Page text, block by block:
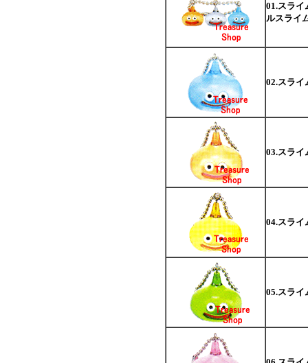
01.スライ
ルスライ
02.スライ
03.スライ
04.スラ
05.スラ